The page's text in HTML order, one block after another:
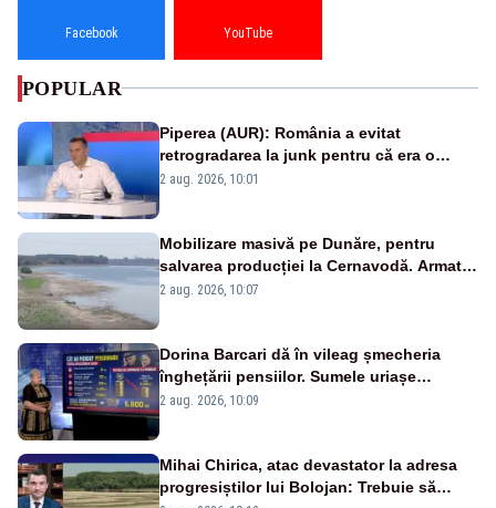
Facebook YouTube
POPULAR
Piperea (AUR): România a evitat
retrogradarea la junk pentru că era o
catastrofă pentru bănci și fondurile de
2 aug. 2026, 10:01
Mobilizare masivă pe Dunăre, pentru
salvarea producției la Cernavodă. Armata
va detona o stâncă și va devia apa
2 aug. 2026, 10:07
Dorina Barcari dă în vileag șmecheria
înghețării pensiilor. Sumele uriașe
pierdute de fiecare român
2 aug. 2026, 10:09
Mihai Chirica, atac devastator la adresa
progresiștilor lui Bolojan: Trebuie să